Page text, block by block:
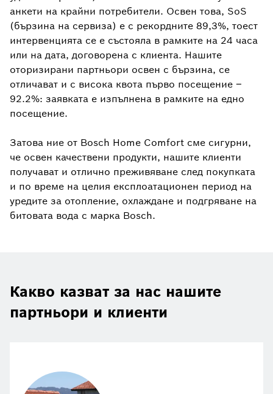
анкети на крайни потребители. Освен това, SoS
(бързина на сервиза) е с рекордните 89,3%, тоест
интервенцията се е състояла в рамките на 24 часа
или на дата, договорена с клиента. Нашите
оторизирани партньори освен с бързина, се
отличават и с висока квота първо посещение –
92.2%: заявката е изпълнена в рамките на едно
посещение.
Затова ние от Bosch Home Comfort сме сигурни,
че освен качествени продукти, нашите клиенти
получават и отлично преживяване след покупката
и по време на целия експлоатационен период на
уредите за отопление, охлаждане и подгряване на
битовата вода с марка Bosch.
Какво казват за нас нашите
партньори и клиенти